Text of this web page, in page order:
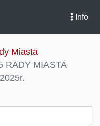
Info
Miasta
RADY MIASTA